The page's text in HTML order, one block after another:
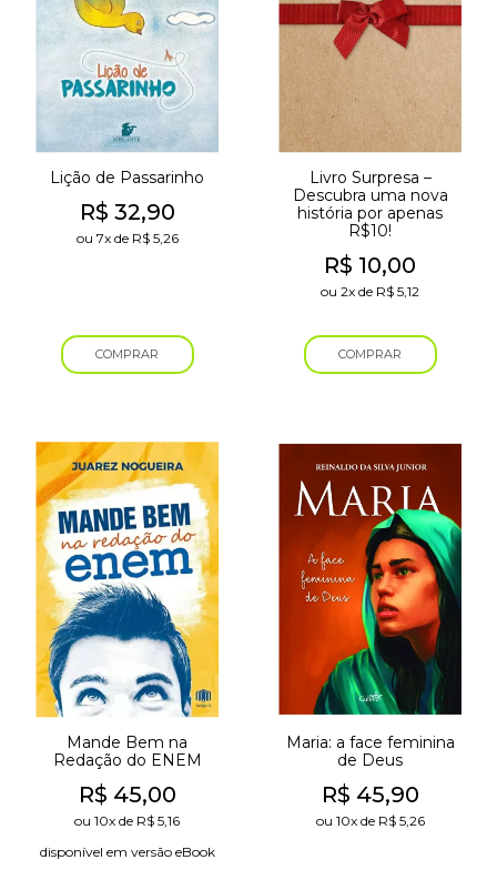
Lição de Passarinho
R$ 32,90
ou 7xde R$5,26
COMPRAR
Livro Surpresa –
Descubra uma nova
história por apenas
R$10!
R$ 10,00
ou 2x de R$ 5,12
COMPRAR
Mande Bem na
Redação do ENEM
R$ 45,00
ou 10x de R$ 5,16
disponível em versão eBook
Maria: a face feminina
de Deus
R$ 45,90
ou 10xde R$5,26